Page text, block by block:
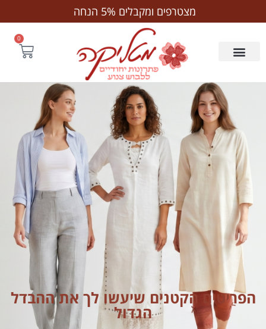
משלוח חינם לנקודת חלוקה בקנייה מעל ₪250
0
הפריטים הקטנים שיעשו לך את ההבדל
הגדול